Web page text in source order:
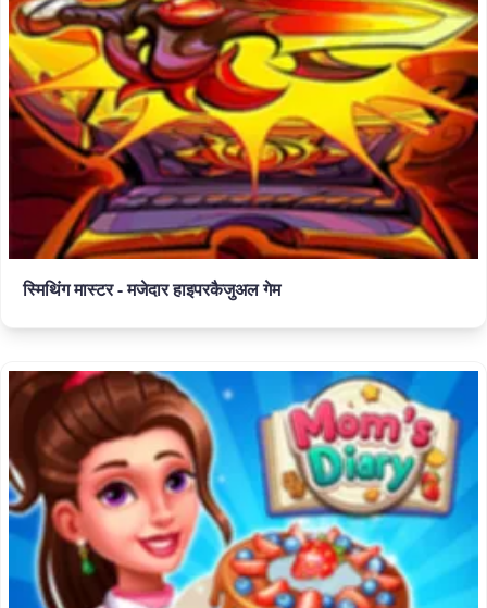
स्मिथिंग मास्टर - मजेदार हाइपरकैजुअल गेम